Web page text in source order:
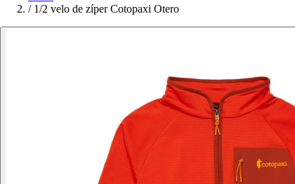
/ 1/2 velo de zíper Cotopaxi Otero